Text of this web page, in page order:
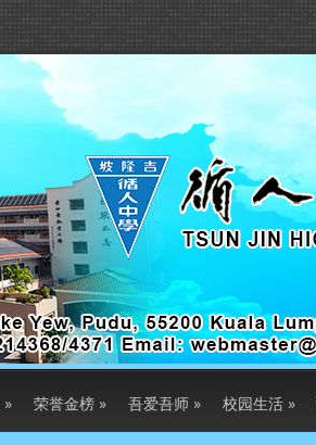
» 荣誉金榜 » 吾爱吾师 » 校园生活 »